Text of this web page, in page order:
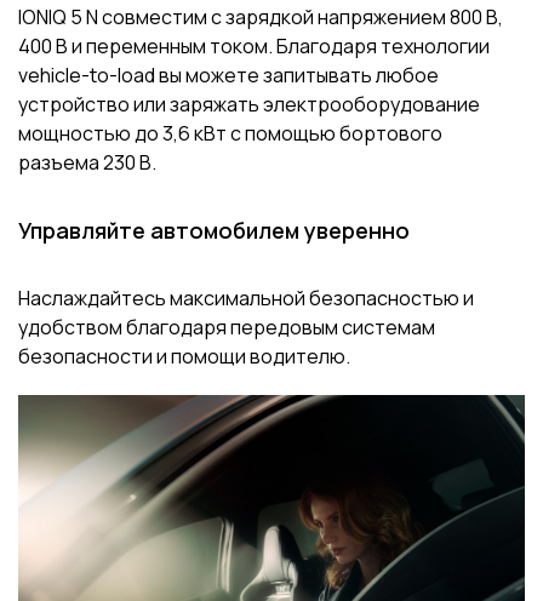
IONIQ 5 N совместим с зарядкой напряжением 800 В,
400 В и переменным током. Благодаря технологии
vehicle-to-loadвы можете запитывать любое
устройство или заряжать электрооборудование
мощностью до 3,6 кВт с помощью бортового
разъема 230 В.
Управляйте автомобилем уверенно
Наслаждайтесь максимальной безопасностью и
удобством благодаря передовым системам
безопасности и помощи водителю.